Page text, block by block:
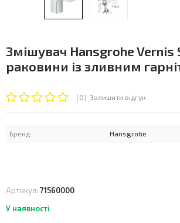
Змішувач Hansgrohe Vernis
раковини із зливним
(0) Залишити відгук
Бренд: Hansgrohe
Артикул: 71560000
У наявності